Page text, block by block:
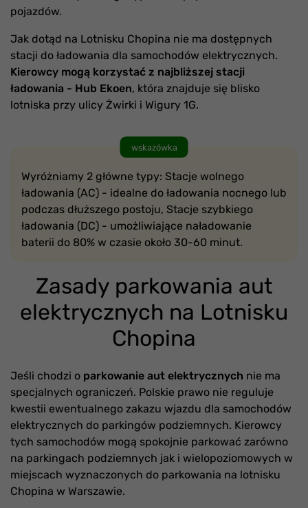
pojazdów.
Jak dotąd na Lotnisku Chopina nie ma dostępnych
stacji do ładowania dla samochodów elektrycznych.
Kierowcy mogą korzystać z najbliższej stacji
ładowania - Hub Ekoen, która znajduje się blisko
lotniska przy ulicy Żwirki i Wigury 1G.
wskazówka
Wyróżniamy 2 główne typy: Stacje wolnego
ładowania (AC) - idealne do ładowania nocnego lub
podczas dłuższego postoju, Stacje szybkiego
ładowania (DC) - umożliwiające naładowanie
baterii do 80% w czasie około 30-60 minut.
Zasady parkowania aut
elektrycznych na Lotnisku
Chopina
Jeśli chodzi o parkowanie aut elektrycznych nie ma
specjalnych ograniczeń. Polskie prawo nie reguluje
kwestii ewentualnego zakazu wjazdu dla samochodów
elektrycznych do parkingów podziemnych. Kierowcy
tych samochodów mogą spokojnie parkować zarówno
na parkingach podziemnych jak i wielopoziomowych w
miejscach wyznaczonych do parkowania na lotnisku
Chopina w Warszawie.